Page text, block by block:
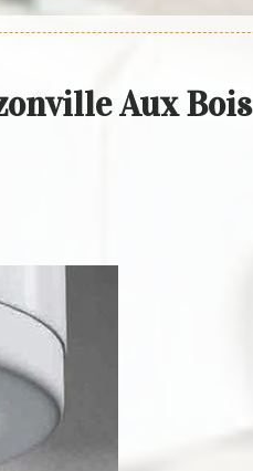
Aux Bois